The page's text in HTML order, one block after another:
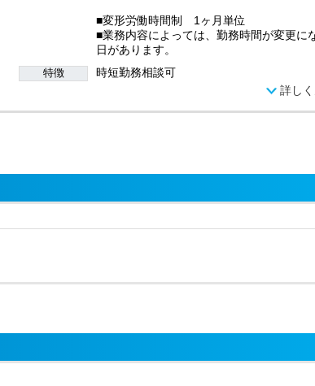
■変形労働時間制 1ヶ月単位
■業務内容によっては、勤務時間が変更に
日があります。
特徴 時短勤務相談可
詳し